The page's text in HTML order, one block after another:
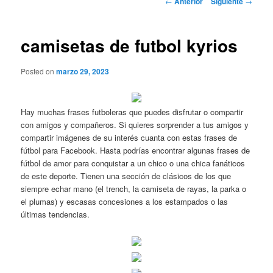
camisetas de futbol kyrios
Posted onmarzo 29, 2023
Hay muchas frases futboleras que puedes disfrutar o compartir
con amigos y compañeros. Si quieres sorprender a tus amigos y
compartir imágenes de su interés cuanta con estas frases de
fútbol para Facebook. Hasta podrías encontrar algunas frases de
fútbol de amor para conquistar a un chico o una chica fanáticos
de este deporte. Tienen una sección de clásicos de los que
siempre echar mano (el trench, la camiseta de rayas, la parka o
el plumas) y escasas concesiones a los estampados o las
últimas tendencias.